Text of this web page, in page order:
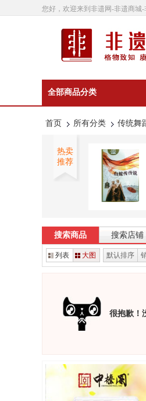
您好，欢迎来到非遗网-非遗商城
全部商品分类
首页 所有分类 传统舞
热卖
推荐
搜索商品 搜索店铺
列表 大图 默认排序
很抱歉！